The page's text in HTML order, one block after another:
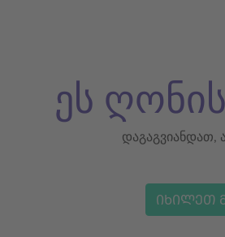
ეს
დაგაგვიანდათ,
ᲘᲮᲘᲚᲔᲗ